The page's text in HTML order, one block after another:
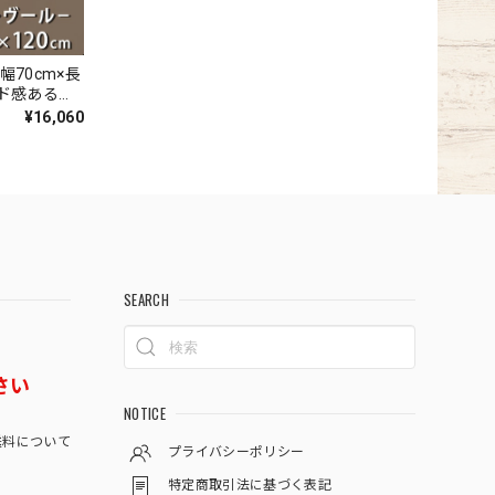
70cm×長
感あるデ
ィルトン
¥16,060
い
について
SEARCH
NOTICE
プライバシーポリシー
特定商取引法に基づく表記